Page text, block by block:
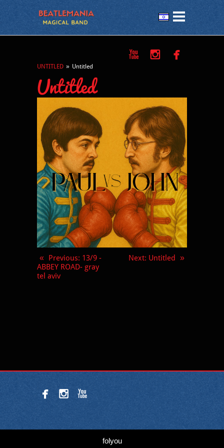



UNTITLED » Untitled
Untitled
« Previous: 13/9 -
ABBEY ROAD- gray
tel aviv
Next: Untitled »
  
folyou